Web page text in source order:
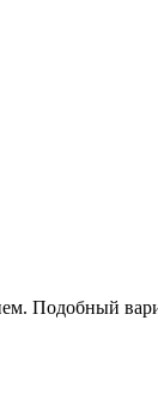
Подобный